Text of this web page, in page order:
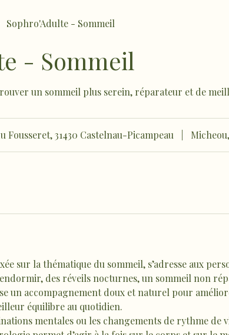
Sophro'Adulte - Sommeil
- Sommeil
un sommeil plus serein, réparateur et de
Fousseret, 31430 Castelnau-Picampeau
sur la thématique du sommeil, s’adresse aux
des réveils nocturnes, un sommeil non
un accompagnement doux et naturel pour
équilibre au quotidien.
mentales ou les changements de rythme de